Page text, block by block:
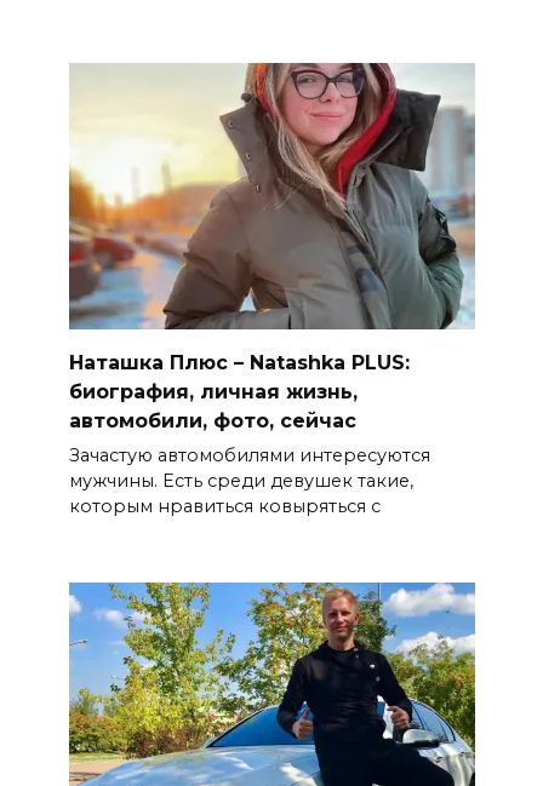
Наташка Плюс – Natashka PLUS:
биография, личная жизнь,
автомобили, фото, сейчас
Зачастую автомобилями интересуются
мужчины. Есть среди девушек такие,
которым нравиться ковыряться с